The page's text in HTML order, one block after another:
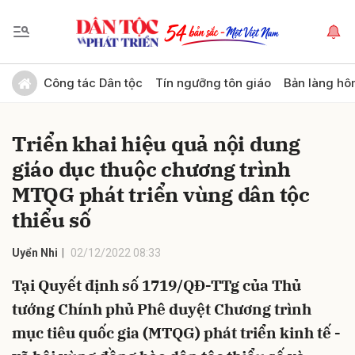
Công tác Dân tộc Tín ngưỡng tôn giáo Bản làng
Triển khai hiệu quả nội dung
giáo dục thuộc chương trình
MTQG phát triển vùng dân tộc
thiểu số
Uyển Nhi 02/12/2022 08:33
Tại Quyết định số 1719/QĐ-TTg của Thủ
tướng Chính phủ Phê duyệt Chương trình
mục tiêu quốc gia (MTQG) phát triển kinh tế -
Gửi bình luận